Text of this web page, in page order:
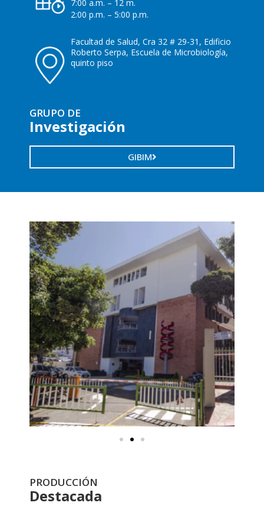
7:00 a.m. – 12 m.
2:00 p.m. – 5:00 p.m.
Facultad de Salud, Cra 32 # 29-31, Edificio
Roberto Serpa, Escuela de Microbiología,
quinto piso
GRUPO DE
Investigación
GIBIM
PRODUCCIÓN
Destacada